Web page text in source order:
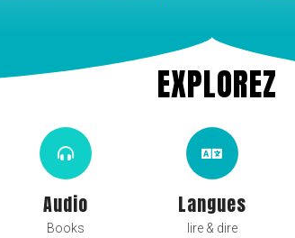
EXPLOREZ
Audio
Books
Langues
lire & dire